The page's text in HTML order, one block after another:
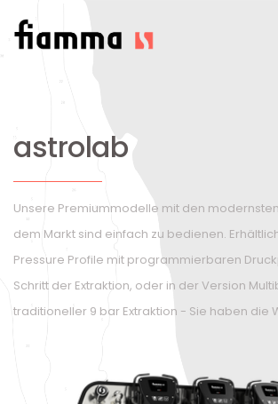
astrolab
Unsere Premiummodelle mit den
dem Markt sind einfach zu bedienen.
Pressure Profile mit programmierbaren
Schritt der Extraktion, oder in der Version
traditioneller 9 bar Extraktion - Sie haben die